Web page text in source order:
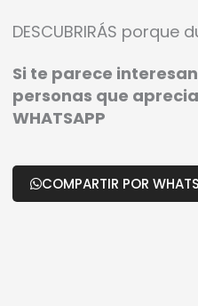
DESCUBRIRÁS
Si te parece
personas que
WHATSAPP
COMPARTIR POR